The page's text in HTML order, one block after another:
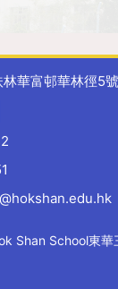
華富邨華林徑5號
Shan School東華